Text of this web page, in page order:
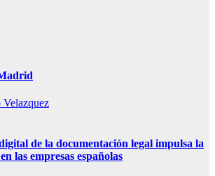
de la documentación legal impulsa la
las empresas españolas